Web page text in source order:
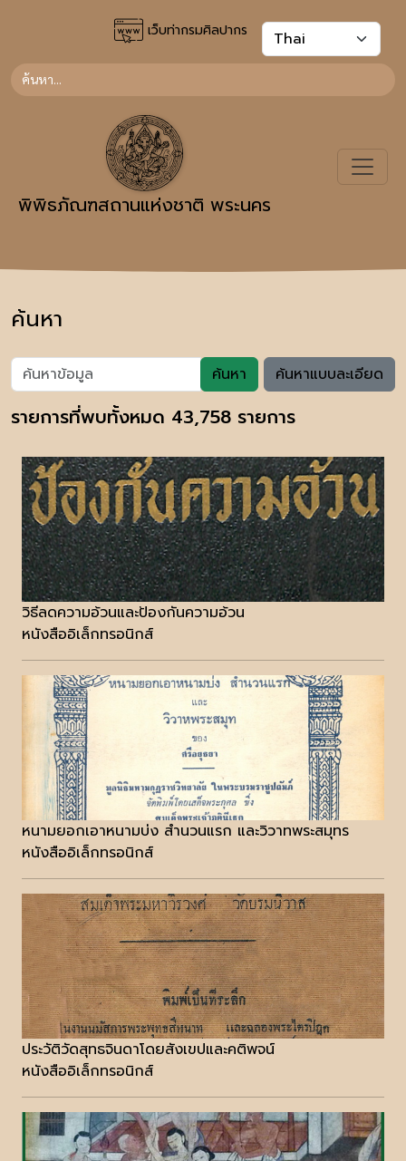
เว็บท่ากรมศิลปากร
พิพิธภัณฑสถานแห่งชาติ พระนคร
ค้นหา
ค้นหา ค้นหาแบบละเอียด
รายการที่พบทั้งหมด 43,758 รายการ
วิธีลดความอ้วนและป้องกันความอ้วน
หนังสืออิเล็กทรอนิกส์
หนามยอกเอาหนามบ่ง สำนวนแรก และวิวาทพระสมุทร
หนังสืออิเล็กทรอนิกส์
ประวัติวัดสุทธจินดาโดยสังเขปและคติพจน์
หนังสืออิเล็กทรอนิกส์